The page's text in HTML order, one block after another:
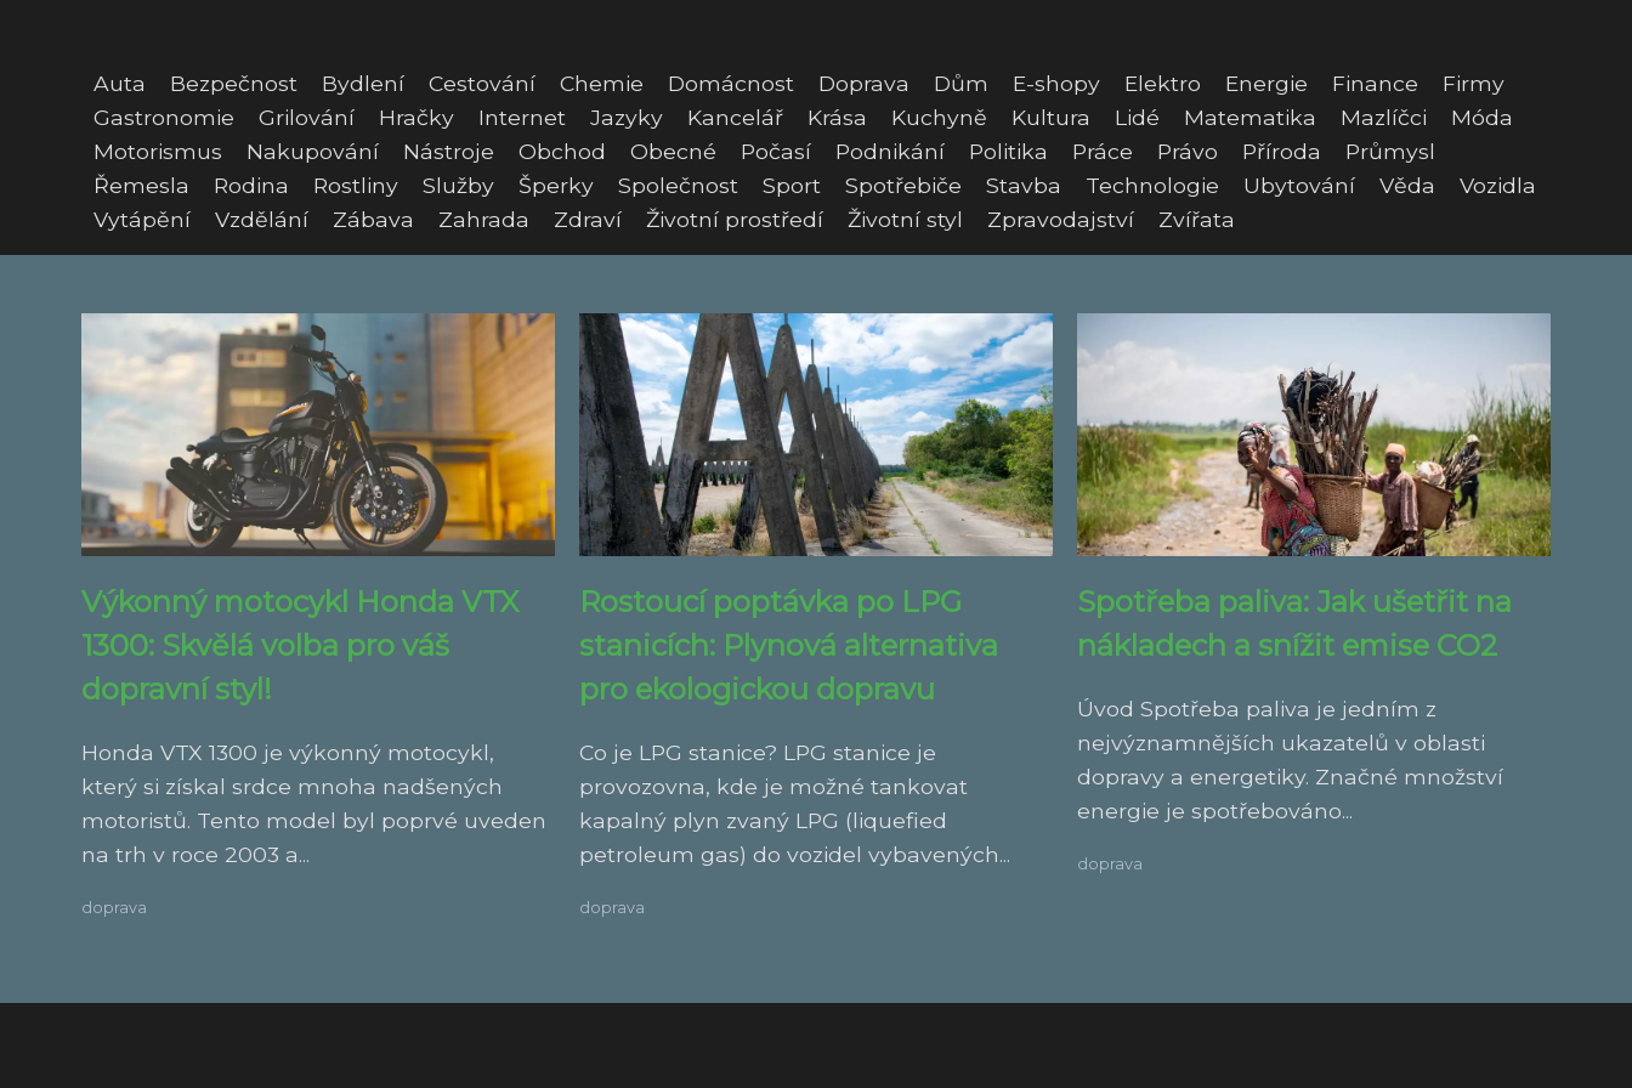
Auta Bezpečnost Bydlení Cestování Chemie Domácnost Doprava Dům E-shopy Elektro Energie Finance
Firmy
Gastronomie
Grilování Hračky Internet Jazyky Kancelář Krása Kuchyně Kultura Lidé Matematika Mazlíčci
Móda
Motorismus
Nakupování Nástroje Obchod Obecné Počasí Podnikání Politika Práce Právo Příroda
Průmysl
Řemesla
Rodina Rostliny Služby Šperky Společnost Sport Spotřebiče Stavba Technologie Ubytování Věda
Vozidla
Vytápění
Vzdělání Zábava Zahrada Zdraví Životní prostředí Životní styl Zpravodajství Zvířata
Výkonný motocykl Honda VTX
1300: Skvělá volba pro váš
dopravní styl!
Honda VTX 1300 je výkonný motocykl,
který si získal srdce mnoha nadšených
motoristů. Tento model byl poprvé uveden
na trh v roce 2003 a...
doprava
Rostoucí poptávka po LPG
stanicích: Plynová alternativa
pro ekologickou dopravu
Co je LPG stanice? LPG stanice je
provozovna, kde je možné tankovat
kapalný plyn zvaný LPG (liquefied
petroleum gas) do vozidel vybavených...
doprava
Spotřeba paliva: Jak ušetřit na
nákladech a snížit emise CO2
Úvod Spotřeba paliva je jedním z
nejvýznamnějších ukazatelů v oblasti
dopravy a energetiky. Značné množství
energie je spotřebováno...
doprava